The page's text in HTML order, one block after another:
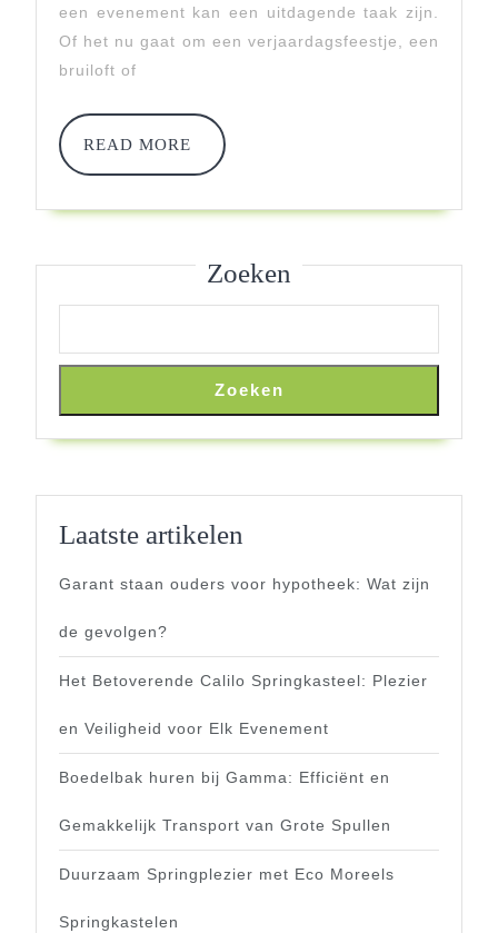
Het
Huren
Diverse
Items
een evenement kan een uitdagende taak zijn.
Of het nu gaat om een verjaardagsfeestje, een
bruiloft of
READ MORE
READ
MORE
Zoeken
Zoeken
Laatste artikelen
Garant staan ouders voor hypotheek: Wat zijn
de gevolgen?
Het Betoverende Calilo Springkasteel: Plezier
en Veiligheid voor Elk Evenement
Boedelbak huren bij Gamma: Efficiënt en
Gemakkelijk Transport van Grote Spullen
Duurzaam Springplezier met Eco Moreels
Springkastelen